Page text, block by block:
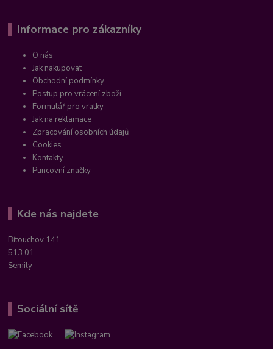
Informace pro zákazníky
O nás
Jak nakupovat
Obchodní podmínky
Postup pro vrácení zboží
Formulář pro vratky
Jak na reklamace
Zpracování osobních údajů
Cookies
Kontakty
Puncovní značky
Kde nás najdete
Bítouchov 141
513 01
Semily
Sociální sítě